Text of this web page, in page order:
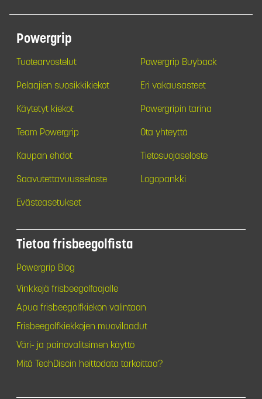
Powergrip
Tuotearvostelut Powergrip Buyback
Pelaajien suosikkikiekot Eri vakausasteet
Käytetyt kiekot Powergripin tarina
Team Powergrip Ota yhteyttä
Kaupan ehdot Tietosuojaseloste
Saavutettavuusseloste Logopankki
Evästeasetukset
Tietoa frisbeegolfista
Powergrip Blog
Vinkkejä frisbeegolfaajalle
Apua frisbeegolfkiekon valintaan
Frisbeegolfkiekkojen muovilaadut
Väri- ja painovalitsimen käyttö
Mitä TechDiscin heittodata tarkoittaa?